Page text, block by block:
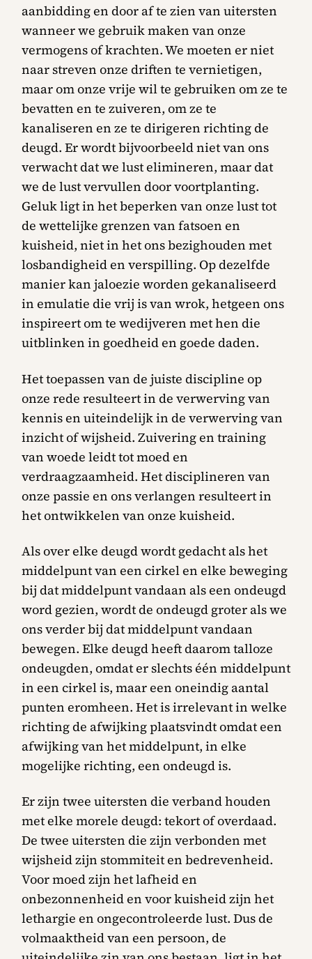
aanbidding en door af te zien van uitersten
wanneer we gebruik maken van onze
vermogens of krachten. We moeten er niet
naar streven onze driften te vernietigen,
maar om onze vrije wil te gebruiken om ze te
bevatten en te zuiveren, om ze te
kanaliseren en ze te dirigeren richting de
deugd. Er wordt bijvoorbeeld niet van ons
verwacht dat we lust elimineren, maar dat
we de lust vervullen door voortplanting.
Geluk ligt in het beperken van onze lust tot
de wettelijke grenzen van fatsoen en
kuisheid, niet in het ons bezighouden met
losbandigheid en verspilling. Op dezelfde
manier kan jaloezie worden gekanaliseerd
in emulatie die vrij is van wrok, hetgeen ons
inspireert om te wedijveren met hen die
uitblinken in goedheid en goede daden.
Het toepassen van de juiste discipline op
onze rede resulteert in de verwerving van
kennis en uiteindelijk in de verwerving van
inzicht of wijsheid. Zuivering en training
van woede leidt tot moed en
verdraagzaamheid. Het disciplineren van
onze passie en ons verlangen resulteert in
het ontwikkelen van onze kuisheid.
Als over elke deugd wordt gedacht als het
middelpunt van een cirkel en elke beweging
bij dat middelpunt vandaan als een ondeugd
word gezien, wordt de ondeugd groter als we
ons verder bij dat middelpunt vandaan
bewegen. Elke deugd heeft daarom talloze
ondeugden, omdat er slechts één middelpunt
in een cirkel is, maar een oneindig aantal
punten eromheen. Het is irrelevant in welke
richting de afwijking plaatsvindt omdat een
afwijking van het middelpunt, in elke
mogelijke richting, een ondeugd is.
Er zijn twee uitersten die verband houden
met elke morele deugd: tekort of overdaad.
De twee uitersten die zijn verbonden met
wijsheid zijn stommiteit en bedrevenheid.
Voor moed zijn het lafheid en
onbezonnenheid en voor kuisheid zijn het
lethargie en ongecontroleerde lust. Dus de
volmaaktheid van een persoon, de